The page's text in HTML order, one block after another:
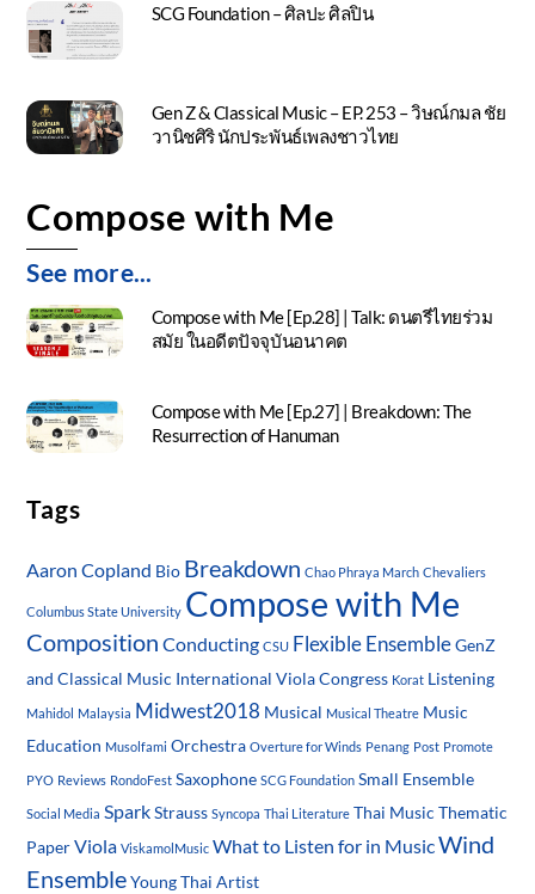
SCG Foundation – ศิลปะ ศิลปิน
Gen Z & Classical Music – EP. 253 – วิษณ์กมล ชัย
วานิชศิริ นักประพันธ์เพลงชาวไทย
Compose with Me
See more...
Compose with Me [Ep.28] | Talk: ดนตรีไทยร่วม
สมัย ในอดีตปัจจุบันอนาคต
Compose with Me [Ep.27] | Breakdown: The
Resurrection of Hanuman
Tags
Aaron Copland Bio Breakdown Chao Phraya March Chevaliers
Columbus State University Compose with Me
Composition Conducting CSU Flexible Ensemble GenZ
and Classical Music International Viola Congress Korat Listening
Mahidol Malaysia Midwest2018 Musical Musical Theatre Music
Education Musolfami Orchestra Overture for Winds Penang Post Promote
PYO Reviews RondoFest Saxophone SCG Foundation Small Ensemble
Social Media Spark Strauss Syncopa Thai Literature Thai Music Thematic
Paper Viola ViskamolMusic What to Listen for in MusicWind
Ensemble Young Thai Artist